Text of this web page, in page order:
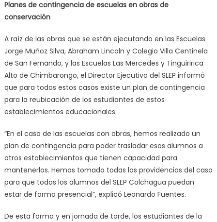
Planes de contingencia de escuelas en obras de
conservación
A raíz de las obras que se están ejecutando en las Escuelas
Jorge Muñoz Silva, Abraham Lincoln y Colegio Villa Centinela
de San Fernando, y las Escuelas Las Mercedes y Tinguiririca
Alto de Chimbarongo, el Director Ejecutivo del SLEP informó
que para todos estos casos existe un plan de contingencia
para la reubicación de los estudiantes de estos
establecimientos educacionales.
“En el caso de las escuelas con obras, hemos realizado un
plan de contingencia para poder trasladar esos alumnos a
otros establecimientos que tienen capacidad para
mantenerlos. Hemos tomado todas las providencias del caso
para que todos los alumnos del SLEP Colchagua puedan
estar de forma presencial”, explicó Leonardo Fuentes.
De esta forma y en jornada de tarde, los estudiantes de la